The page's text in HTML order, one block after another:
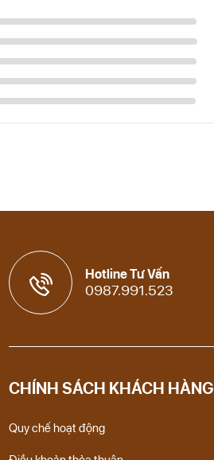
Hotline Tư Vấn
0987.991.523
CHÍNH SÁCH KHÁCH HÀNG
Quy chế hoạt động